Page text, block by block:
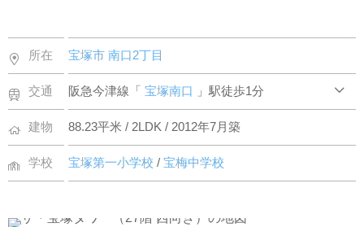
所在 宝塚市南口2丁目
交通 阪急今津線「宝塚南口 」駅徒歩1分
建物 88.23平米 / 2LDK / 2012年7月築
学校 宝塚第一小学校/宝梅中学校